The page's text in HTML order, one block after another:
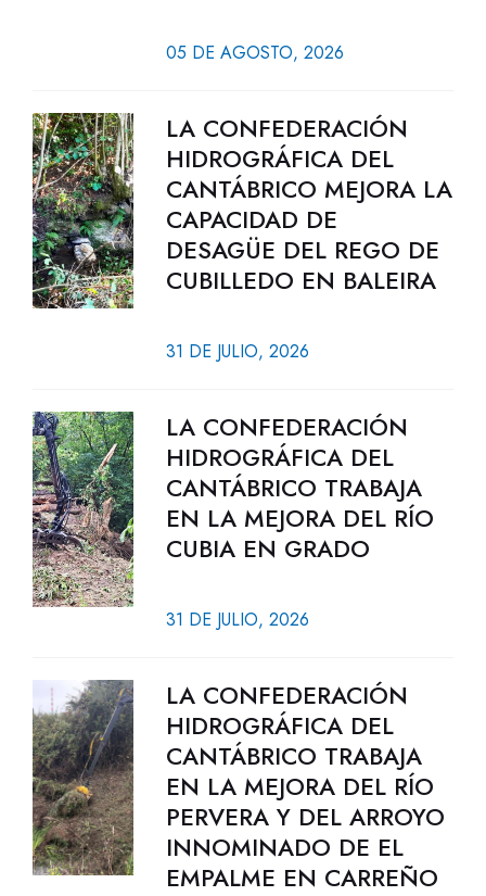
05 DE AGOSTO, 2026
LA CONFEDERACIÓN
HIDROGRÁFICA DEL
CANTÁBRICO MEJORA LA
CAPACIDAD DE
DESAGÜE DEL REGO DE
CUBILLEDO EN BALEIRA
31 DE JULIO, 2026
LA CONFEDERACIÓN
HIDROGRÁFICA DEL
CANTÁBRICO TRABAJA
EN LA MEJORA DEL RÍO
CUBIA EN GRADO
31 DE JULIO, 2026
LA CONFEDERACIÓN
HIDROGRÁFICA DEL
CANTÁBRICO TRABAJA
EN LA MEJORA DEL RÍO
PERVERA Y DEL ARROYO
INNOMINADO DE EL
EMPALME EN CARREÑO